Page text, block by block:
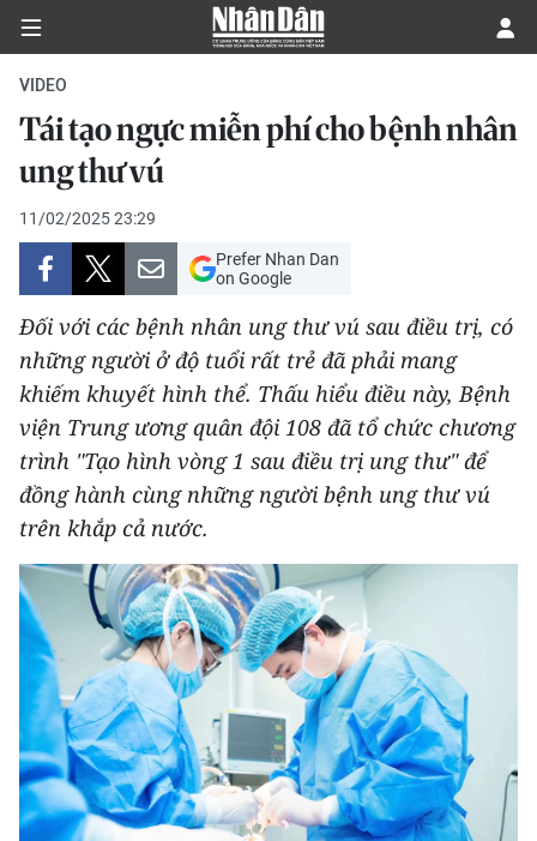
CHÍNH TRỊ
KINH TẾ
VĂN HÓA
XÃ HỘI
PHÁP LUẬT
DU LỊCH
THẾ GIỚI
THỂ THAO
GIÁO DỤC
Y TẾ
KHOA HỌC - CÔNG NGHỆ
MÔI TRƯỜNG
VIDEO
Tái tạo ngực miễn phí cho bệnh nhân
ung thư vú
11/02/2025 23:29
Prefer Nhan Dan
on Google
Đối với các bệnh nhân ung thư vú sau điều trị, có
những người ở độ tuổi rất trẻ đã phải mang
khiếm khuyết hình thể. Thấu hiểu điều này, Bệnh
viện Trung ương quân đội 108 đã tổ chức chương
trình "Tạo hình vòng 1 sau điều trị ung thư" để
đồng hành cùng những người bệnh ung thư vú
trên khắp cả nước.